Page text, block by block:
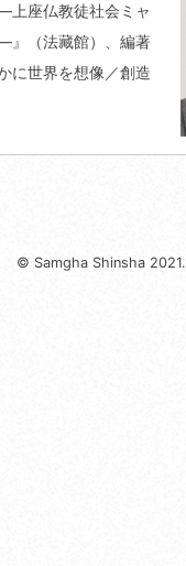
座仏教徒社会ミャ
』（法藏館）、編著
に世界を想像／創造
© Samgha Shinsha 2021.